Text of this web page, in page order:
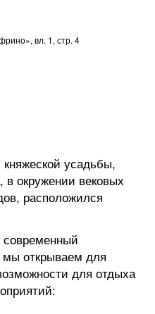
вл. 1, стр. 4
усадьбы,
в окружении вековых
расположился
современный
мы открываем для
для отдыха